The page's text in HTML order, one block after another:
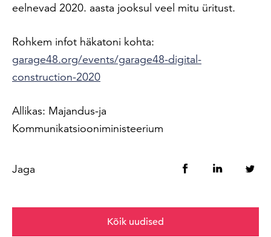
eelnevad 2020. aasta jooksul veel mitu üritust.
Rohkem infot häkatoni kohta:
garage48.org/events/garage48-digital-
construction-2020
Allikas: Majandus-ja
Kommunikatsiooniministeerium
Jaga
Kõik uudised